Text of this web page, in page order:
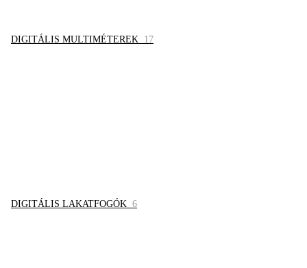
DIGITÁLIS MULTIMÉTEREK 17
DIGITÁLIS LAKATFOGÓK 6